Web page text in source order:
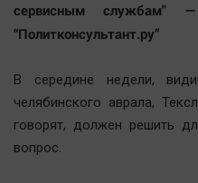
сервисным службам" —
“Политконсультант.ру”
В середине недели,
челябинского аврала,
говорят, должен решить
вопрос.